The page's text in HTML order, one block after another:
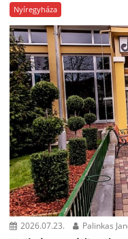
Nyíregyháza
2026.07.23. Palinkas